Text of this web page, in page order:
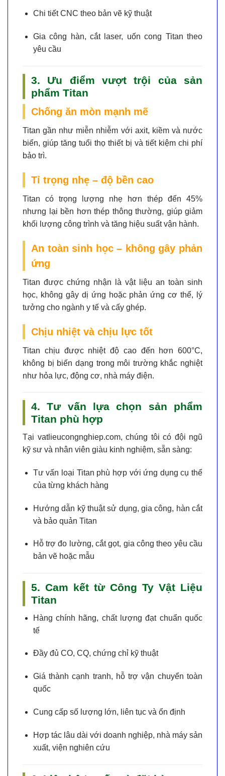
Chi tiết CNC theo bản vẽ kỹ thuật
Gia công hàn, cắt laser, uốn cong Titan theo
yêu cầu
3. Ưu điểm vượt trội của sản
phẩm Titan
Chống ăn mòn mạnh mẽ
Titan gần như miễn nhiễm với axit, kiềm và nước
biển, giúp tăng tuổi thọ thiết bị và tiết kiệm chi phí
bảo trì.
Tỉ trọng nhẹ – độ bền cao
Titan có trọng lượng nhẹ hơn thép đến 45%
nhưng lại bền hơn thép thông thường, giúp giảm
khối lượng công trình và tăng hiệu suất vận hành.
An toàn sinh học – không gây phản
ứng
Titan được chứng nhận là vật liệu an toàn sinh
học, không gây dị ứng hoặc phản ứng cơ thể, lý
tưởng cho ngành y tế và cấy ghép.
Chịu nhiệt và chịu lực tốt
Titan chịu được nhiệt độ cao đến hơn 600°C,
không bị biến dạng trong môi trường khắc nghiệt
như hỏa lực, động cơ, nhà máy điện.
4. Tư vấn lựa chọn sản phẩm
Titan phù hợp
Tại vatlieucongnghiep.com, chúng tôi có đội ngũ
kỹ sư và nhân viên giàu kinh nghiệm, sẵn sàng:
Tư vấn loại Titan phù hợp với ứng dụng cụ thể
của từng khách hàng
Hướng dẫn kỹ thuật sử dụng, gia công, hàn cắt
và bảo quản Titan
Hỗ trợ đo lường, cắt gọt, gia công theo yêu cầu
bản vẽ hoặc mẫu
5. Cam kết từ Công Ty Vật Liệu
Titan
Hàng chính hãng, chất lượng đạt chuẩn quốc
tế
Đầy đủ CO, CQ, chứng chỉ kỹ thuật
Giá thành cạnh tranh, hỗ trợ vận chuyển toàn
quốc
Cung cấp số lượng lớn, liên tục và ổn định
Hợp tác lâu dài với doanh nghiệp, nhà máy sản
xuất, viện nghiên cứu